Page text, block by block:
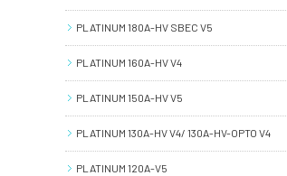
PLATINUM 180A-HV SBEC V5
PLATINUM 160A-HV V4
PLATINUM 150A-HV V5
PLATINUM 130A-HV V4/ 130A-HV-OPTO V4
PLATINUM 120A-V5